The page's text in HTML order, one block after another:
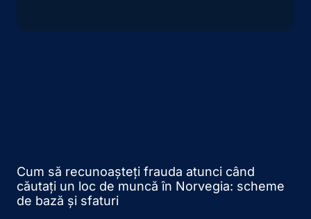
Cum să recunoașteți frauda atunci când
căutați un loc de muncă în Norvegia: scheme
de bază și sfaturi